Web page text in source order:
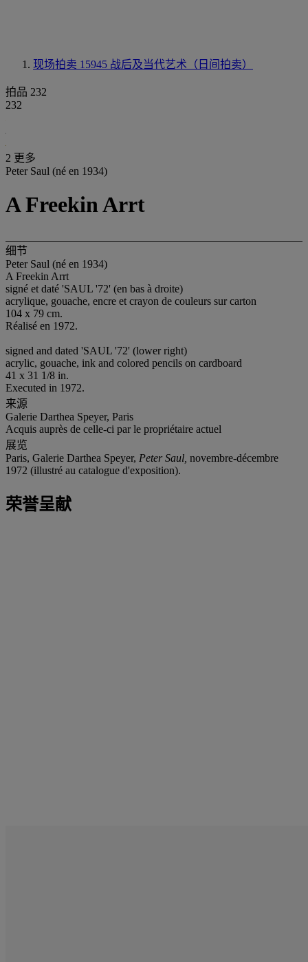
现场拍卖 15945 战后及当代艺术（日间拍卖）
拍品 232
232
2 更多
Peter Saul (né en 1934)
A Freekin Arrt
细节
Peter Saul (né en 1934)
A Freekin Arrt
signé et daté 'SAUL '72' (en bas à droite)
acrylique, gouache, encre et crayon de couleurs sur carton
104 x 79 cm.
Réalisé en 1972.
signed and dated 'SAUL '72' (lower right)
acrylic, gouache, ink and colored pencils on cardboard
41 x 31 1/8 in.
Executed in 1972.
来源
Galerie Darthea Speyer, Paris
Acquis auprès de celle-ci par le propriétaire actuel
展览
Paris, Galerie Darthea Speyer, Peter Saul, novembre-décembre
1972 (illustré au catalogue d'exposition).
荣誉呈献